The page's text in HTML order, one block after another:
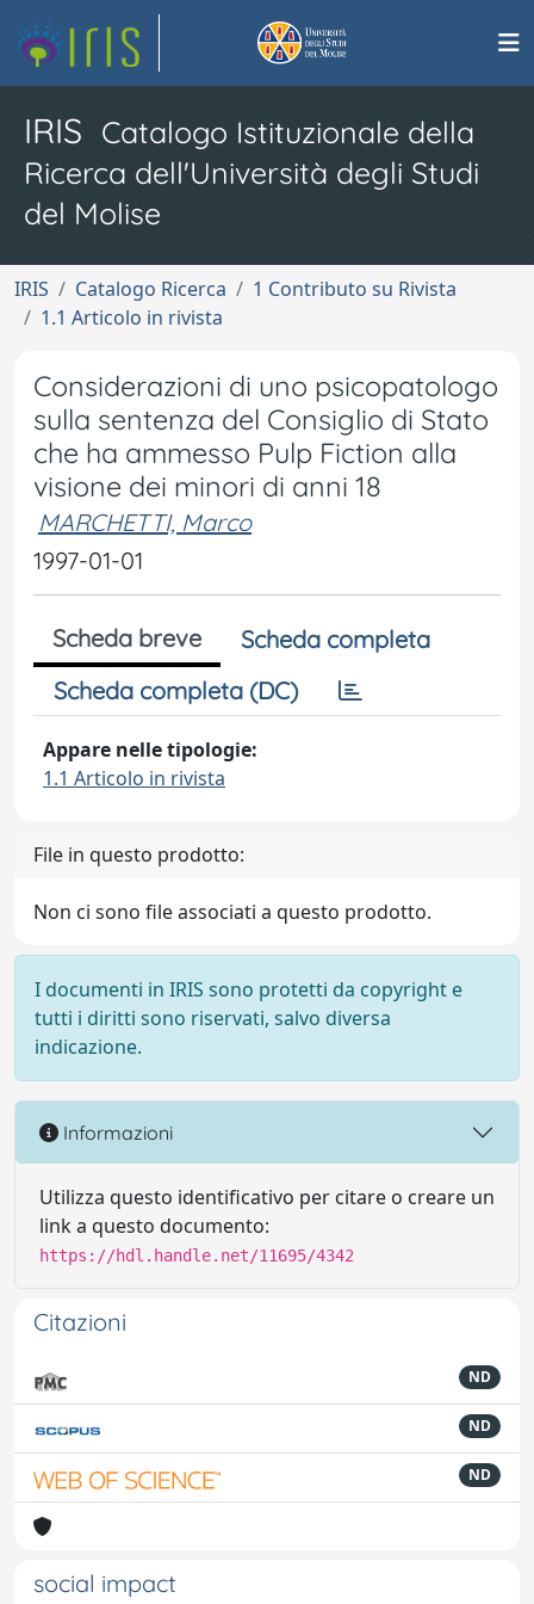
IRIS Catalogo Istituzionale della
Ricerca dell'Università degli Studi
del Molise
IRIS Catalogo Ricerca
1 Contributo su Rivista
1.1 Articolo in rivista
Considerazioni di uno psicopatologo
sulla sentenza del Consiglio di Stato
che ha ammesso Pulp Fiction alla
visione dei minori di anni 18
MARCHETTI, Marco
1997-01-01
Scheda breve
Scheda completa
Scheda completa (DC)
Appare nelle tipologie:
1.1 Articolo in rivista
File in questo prodotto:
Non ci sono file associati a questo prodotto.
I documenti in IRIS sono protetti da copyright e
tutti i diritti sono riservati, salvo diversa
indicazione.
Informazioni
Utilizza questo identificativo per citare o creare un
link a questo documento:
https://hdl.handle.net/11695/4342
Citazioni
ND
ND
ND
social impact